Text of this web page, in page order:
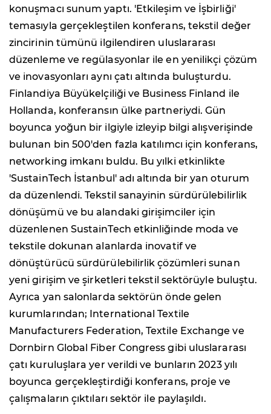
konuşmacı sunum yaptı. 'Etkileşim ve İşbirliği'
temasıyla gerçekleştilen konferans, tekstil değer
zincirinin tümünü ilgilendiren uluslararası
düzenleme ve regülasyonlar ile en yenilikçi çözüm
ve inovasyonları aynı çatı altında buluşturdu.
Finlandiya Büyükelçiliği ve Business Finland ile
Hollanda, konferansın ülke partneriydi. Gün
boyunca yoğun bir ilgiyle izleyip bilgi alışverişinde
bulunan bin 500'den fazla katılımcı için konferans,
networking imkanı buldu. Bu yılki etkinlikte
'SustainTech İstanbul' adı altında bir yan oturum
da düzenlendi. Tekstil sanayinin sürdürülebilirlik
dönüşümü ve bu alandaki girişimciler için
düzenlenen SustainTech etkinliğinde moda ve
tekstile dokunan alanlarda inovatif ve
dönüştürücü sürdürülebilirlik çözümleri sunan
yeni girişim ve şirketleri tekstil sektörüyle buluştu.
Ayrıca yan salonlarda sektörün önde gelen
kurumlarından; International Textile
Manufacturers Federation, Textile Exchange ve
Dornbirn Global Fiber Congress gibi uluslararası
çatı kuruluşlara yer verildi ve bunların 2023 yılı
boyunca gerçekleştirdiği konferans, proje ve
çalışmaların çıktıları sektör ile paylaşıldı.